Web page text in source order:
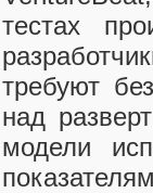
тестах
требуют
над
модели